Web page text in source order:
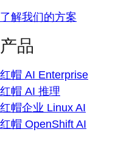
了解我们的方案
产品
红帽 AI Enterprise
红帽 AI 推理
红帽企业 Linux AI
红帽 OpenShift AI